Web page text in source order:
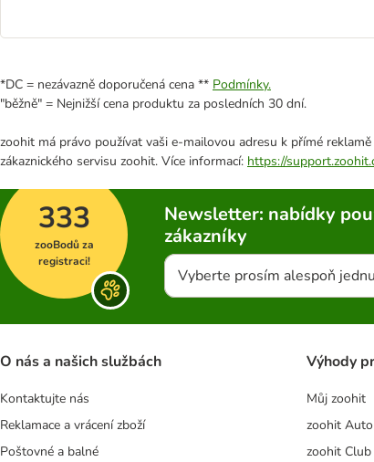
*DC = nezávazně doporučená cena ** Podmínky.
"běžně" = Nejnižší cena produktu za posledních 30 dní.
zoohit má právo používat vaši e-mailovou adresu k přímé
zákaznického servisu zoohit. Více informací: https://
333
zooBodů za
registraci!
Newsletter: nabídky
zákazníky
Vyberte prosím alespoň
O nás a našich službách
Kontaktujte nás
Reklamace a vrácení zboží
Poštovné a balné
Výhody
Můj zoohit
zoohit
zoohit Club